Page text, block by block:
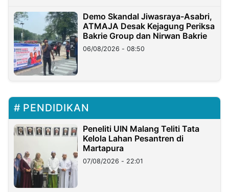
Demo Skandal Jiwasraya-Asabri,
ATMAJA Desak Kejagung Periksa
Bakrie Group dan Nirwan Bakrie
06/08/2026 - 08:50
PENDIDIKAN
Peneliti UIN Malang Teliti Tata
Kelola Lahan Pesantren di
Martapura
07/08/2026 - 22:01